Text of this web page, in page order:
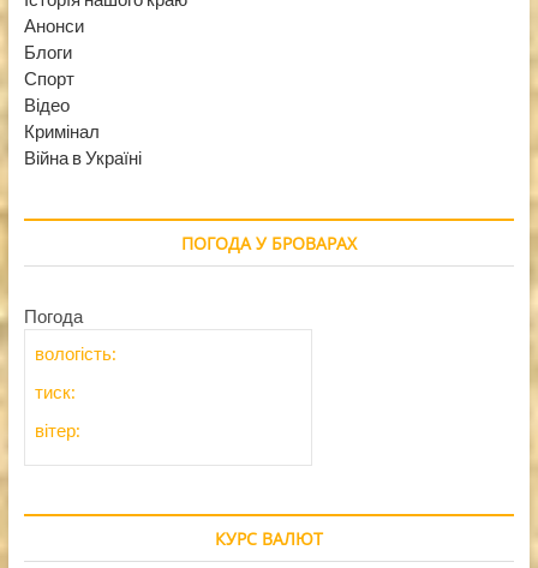
Анонси
Блоги
Спорт
Відео
Кримінал
Війна в Україні
ПОГОДА У БРОВАРАХ
Погода
вологість:
тиск:
вітер:
КУРС ВАЛЮТ